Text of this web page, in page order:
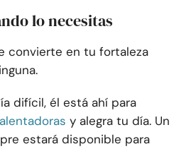
lo necesitas
convierte en tu fortaleza
difícil, él está ahí para
y alegra tu día. Un
estará disponible para